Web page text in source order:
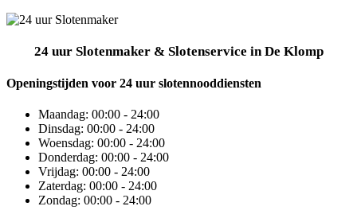
24 uur Slotenmaker & Slotenservice in De Klomp
Openingstijden voor 24 uur slotennooddiensten
Maandag: 00:00 - 24:00
Dinsdag: 00:00 - 24:00
Woensdag: 00:00 - 24:00
Donderdag: 00:00 - 24:00
Vrijdag: 00:00 - 24:00
Zaterdag: 00:00 - 24:00
Zondag: 00:00 - 24:00